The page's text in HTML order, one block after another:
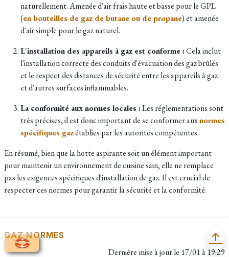
naturellement. Amenée d'air frais haute et basse pour le GPL
(en bouteilles de gaz de butane ou de propane) et amenée
d'air simple pour le gaz naturel.
L'installation des appareils à gaz est conforme :Cela inclut
l'installation correcte des conduits d'évacuation des gaz brûlés
et le respect des distances de sécurité entre les appareils à gaz
et d'autres surfaces inflammables.
La conformité aux normes locales :Les réglementations sont
très précises, il est donc important de se conformer auxnormes
spécifiques gazétablies par les autorités compétentes.
En résumé, bien que la hotte aspirante soit un élément important
pour maintenir un environnement de cuisine sain, elle ne remplace
pas les exigences spécifiques d'installation de gaz. Il est crucial de
respecter ces normes pour garantir la sécurité et la conformité.
GAZ NORMES
Dernière mise à jour le 17/01 à 19:29